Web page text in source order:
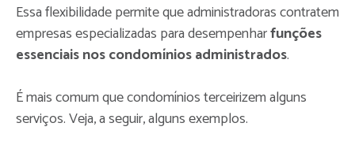
Essa flexibilidade permite que administradoras contratem
empresas especializadas para desempenharfunções
essenciais nos condomínios administrados.
É mais comum que condomínios terceirizem alguns
serviços. Veja, a seguir, alguns exemplos.